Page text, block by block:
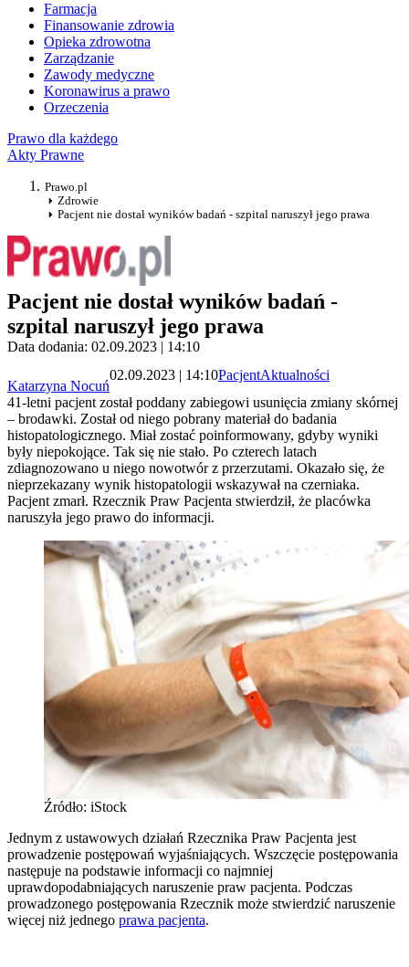
Farmacja
Finansowanie zdrowia
Opieka zdrowotna
Zarządzanie
Zawody medyczne
Koronawirus a prawo
Orzeczenia
Prawo dla każdego
Akty Prawne
Prawo.pl
Zdrowie
Pacjent nie dostał wyników badań - szpital naruszył jego prawa
Pacjent nie dostał wyników badań -
szpital naruszył jego prawa
Data dodania: 02.09.2023 | 14:10
Katarzyna Nocuń
02.09.2023 | 14:10PacjentAktualności
41-letni pacjent został poddany zabiegowi usunięcia zmiany skórnej
– brodawki. Został od niego pobrany materiał do badania
histopatologicznego. Miał zostać poinformowany, gdyby wyniki
były niepokojące. Tak się nie stało. Po czterech latach
zdiagnozowano u niego nowotwór z przerzutami. Okazało się, że
nieprzekazany wynik histopatologii wskazywał na czerniaka.
Pacjent zmarł. Rzecznik Praw Pacjenta stwierdził, że placówka
naruszyła jego prawo do informacji.
Źródło: iStock
Jednym z ustawowych działań Rzecznika Praw Pacjenta jest
prowadzenie postępowań wyjaśniających. Wszczęcie postępowania
następuje na podstawie informacji co najmniej
uprawdopodabniających naruszenie praw pacjenta. Podczas
prowadzonego postępowania Rzecznik może stwierdzić naruszenie
więcej niż jednego prawa pacjenta.